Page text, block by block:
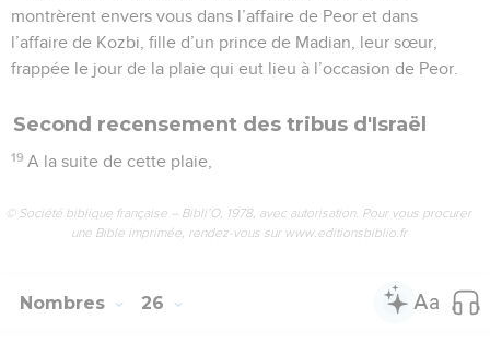
montrèrent envers vous dans l’affaire de Peor et dans
l’affaire de Kozbi, fille d’un prince de Madian, leur sœur,
frappée le jour de la plaie qui eut lieu à l’occasion de Peor.
Second recensement des tribus d'Israël
19 A la suite de cette plaie,
© Société biblique française – Bibli’O, 1978, avec autorisation. Pour vous procurer
une Bible imprimée, rendez-vous sur www.editionsbiblio.fr
Nombres 26